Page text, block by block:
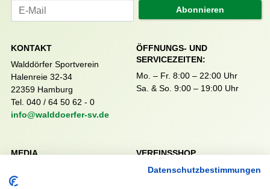
Abonnieren
KONTAKT
Walddörfer Sportverein
Halenreie 32-34
22359 Hamburg
Tel. 040 / 64 50 62 - 0
info@walddoerfer-sv.de
ÖFFNUNGS- UND
SERVICEZEITEN:
Mo. – Fr. 8:00 – 22:00 Uhr
Sa. & So. 9:00 – 19:00 Uhr
MEDIA VEREINSSHOP
Datenschutzbestimmungen